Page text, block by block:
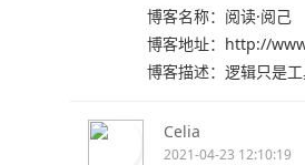
博客名称：阅读·阅己
博客地址：http://
博客描述：逻辑只是工
Celia
2021-04-23 12:10:19